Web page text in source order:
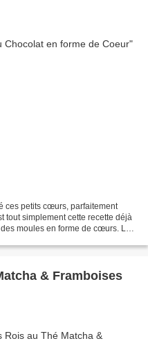
ces petits cœurs, parfaitement
tout simplement cette recette déjà
moules en forme de cœurs. La
& Framboises